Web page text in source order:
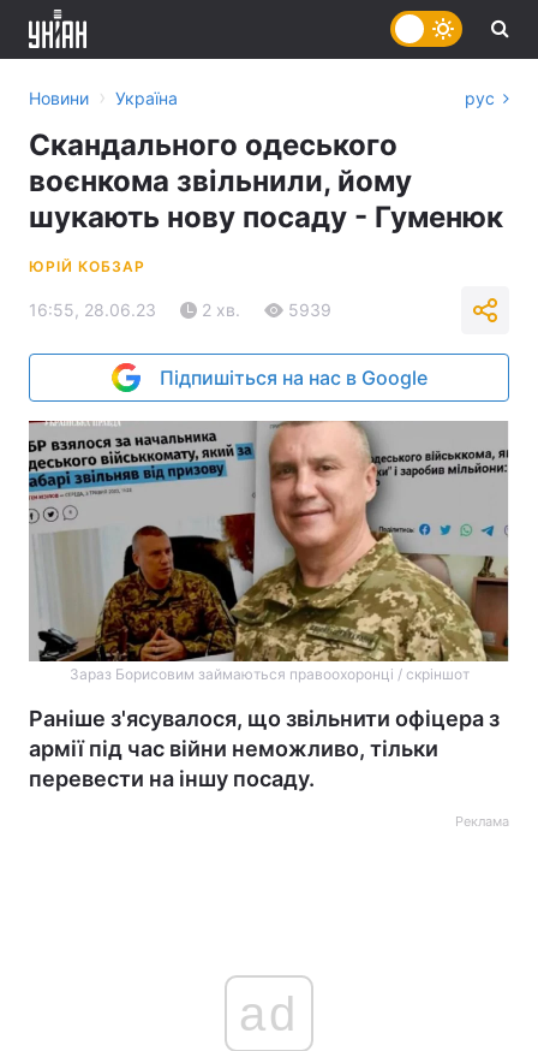
Новини › Україна рус
Скандального одеського
воєнкома звільнили, йому
шукають нову посаду - Гуменюк
ЮРІЙ КОБЗАР
16:55, 28.06.23 2 хв. 5939
Підпишіться на нас в Google
Зараз Борисовим займаються правоохоронці / скріншот
Раніше з'ясувалося, що звільнити офіцера з
армії під час війни неможливо, тільки
перевести на іншу посаду.
Реклама
ad